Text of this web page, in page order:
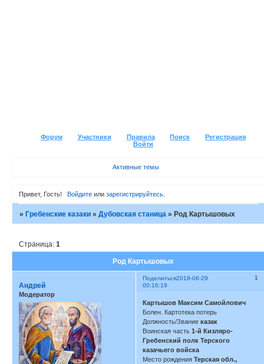
Форум Участники Правила Поиск
Регистрация
Войти
Активные темы
Привет, Гость! Войдитеили зарегистрируйтесь.
»Гребенские казаки »Дубовская станица »Род Картышовых
Род Картышовых
Страница:1
Поделиться 1
2019-06-29
00:16:19
Андрей
Модератор
Картышов Максим Самойлович
Болен. Картотека потерь
Должность/Званиеказак
Воинская часть1-й Кизляро-
Гребенский полк Терского
казачьего войска
Место рождения Терская обл.,